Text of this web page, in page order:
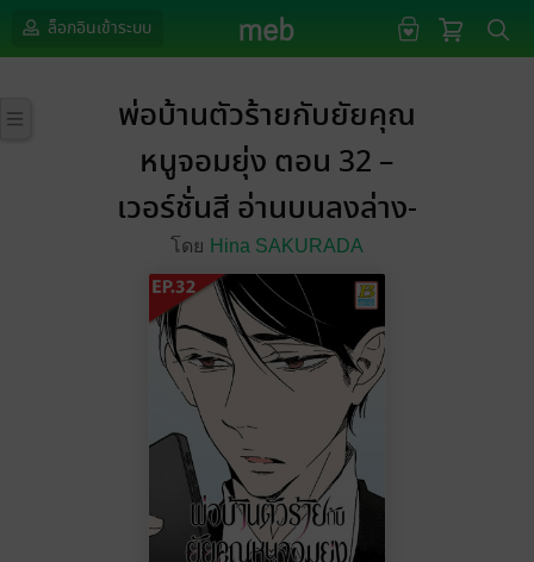
ล็อกอินเข้าระบบ
พ่อบ้านตัวร้ายกับยัยคุณ
หนูจอมยุ่ง ตอน 32 –
เวอร์ชั่นสี อ่านบนลงล่าง-
โดย Hina SAKURADA